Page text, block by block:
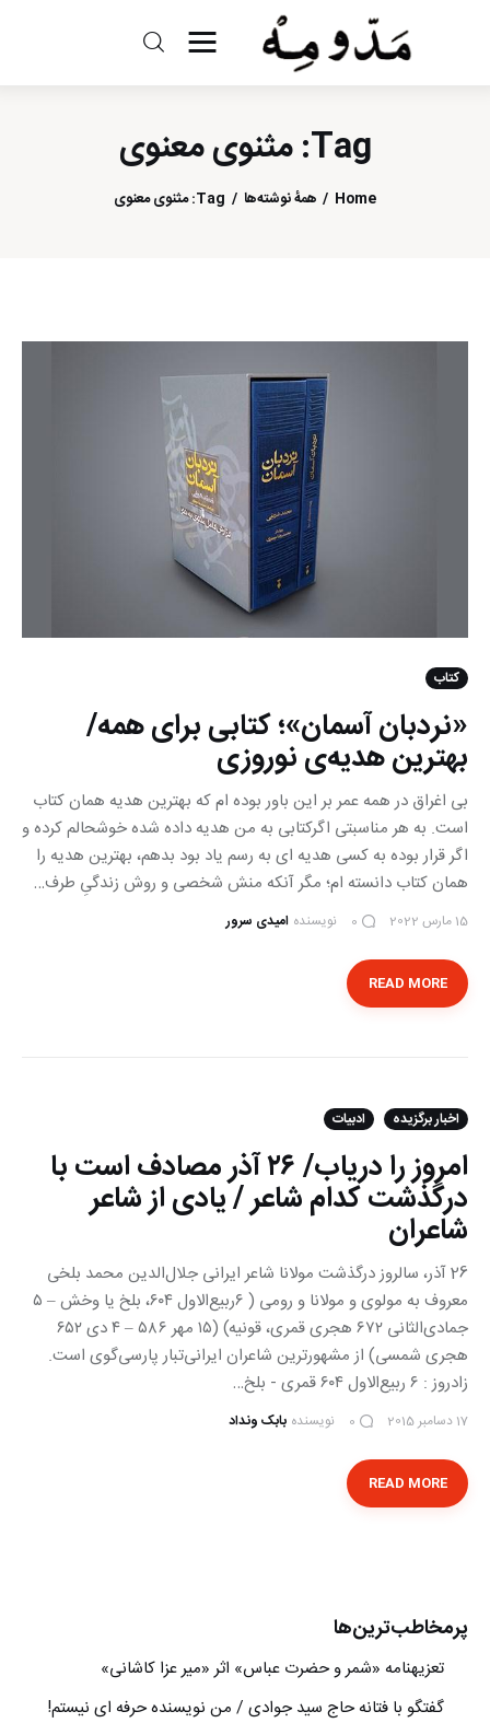
Tag: مثنوی معنوی
Home همهٔ نوشته‌ها Tag: مثنوی معنوی
مد و مه
ادبیات
سینما
کتاب
«نردبان آسمان»؛ کتابی برای همه/
بهترین هدیه‌ی نوروزی
بی اغراق در همه عمر بر این باور بوده ام که بهترین هدیه همان کتاب
است. به هر مناسبتی اگرکتابی به من هدیه داده شده خوشحالم کرده و
اگر قرار بوده به کسی هدیه ای به رسم یاد بود بدهم، بهترین هدیه را
همان کتاب دانسته ام؛ مگر آنکه منش شخصی و روش زندگیِ طرف…
15 مارس 2022 0 نویسنده امیدی سرور
READ MORE
اخبار برگزیده ادبیات
امروز را دریاب/ ۲۶ آذر مصادف است با
درگذشت کدام شاعر / یادی از شاعر
شاعران
26 آذر، سالروز درگذشت مولانا شاعر ايرانی جلال‌الدین محمد بلخی
معروف به مولوی و مولانا و رومی ( ‎۶ربیع‌الاول ۶۰۴، بلخ یا وخش – ۵
جمادی‌الثانی ۶۷۲ هجری قمری، قونیه) (۱۵ مهر ۵۸۶ – ۴ دی ۶۵۲
هجری شمسی) از مشهورترین شاعران ایرانی‌تبار پارسی‌گوی است.
زادروز : ۶ ربیع‌الاول ۶۰۴ قمری - بلخ…
17 دسامبر 2015 0 نویسنده بابک ونداد
READ MORE
پرمخاطب‌ترین‌ها
تعزیه‎نامه‏ «شمر و حضرت عباس» اثر «میر عزا کاشانی»
گفتگو با فتانه حاج سید جوادی / من نویسنده حرفه ای نیستم!